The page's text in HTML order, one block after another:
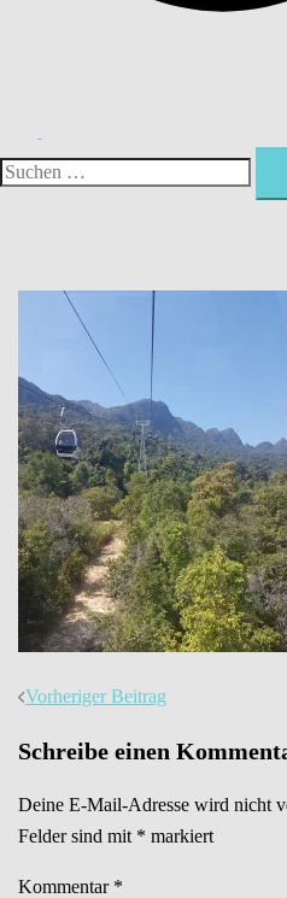
Suchen
Beitrags-
Vorheriger Beitrag
Schreibe einen
Deine E-Mail-Adresse wird nicht
Felder sind mit * markiert
Kommentar *